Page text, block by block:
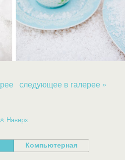
следующее в галерее »
Наверх
Компьютерная